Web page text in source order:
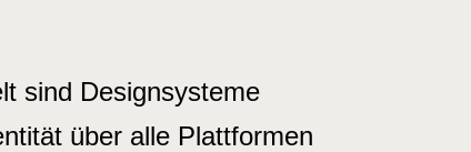
sind Designsysteme
über alle Plattformen